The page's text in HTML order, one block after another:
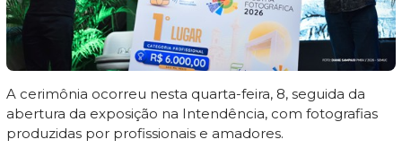
A cerimônia ocorreu nesta quarta-feira, 8, seguida da
abertura da exposição na Intendência, com fotografias
produzidas por profissionais e amadores.